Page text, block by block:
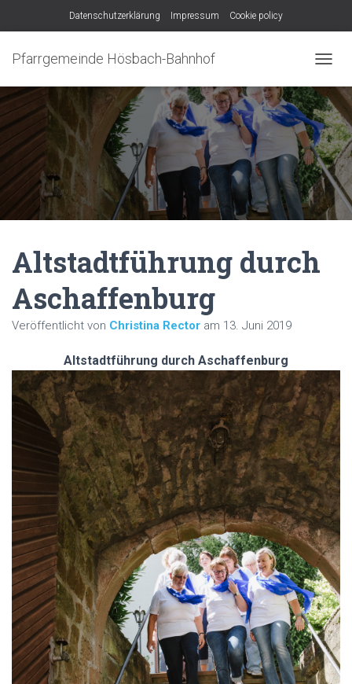
Datenschutzerklärung Impressum Cookie policy
Pfarrgemeinde Hösbach-Bahnhof
A
V
I
G
A
T
I
O
N
U
Altstadtführung durch
Aschaffenburg
Veröffentlicht von Christina Rector am 13. Juni 2019
Altstadtführung durch Aschaffenburg